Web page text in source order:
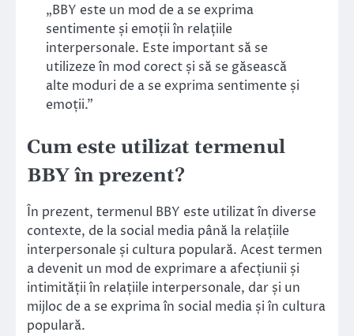
„BBY este un mod de a se exprima
sentimente și emoții în relațiile
interpersonale. Este important să se
utilizeze în mod corect și să se găsească
alte moduri de a se exprima sentimente și
emoții.”
Cum este utilizat termenul
BBY în prezent?
În prezent, termenul BBY este utilizat în diverse
contexte, de la social media până la relațiile
interpersonale și cultura populară. Acest termen
a devenit un mod de exprimare a afecțiunii și
intimității în relațiile interpersonale, dar și un
mijloc de a se exprima în social media și în cultura
populară.